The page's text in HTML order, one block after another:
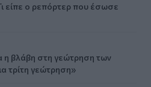
είπε ο ρεπόρτερ που έσωσε
η βλάβη στη γεώτρηση των
τρίτη γεώτρηση»